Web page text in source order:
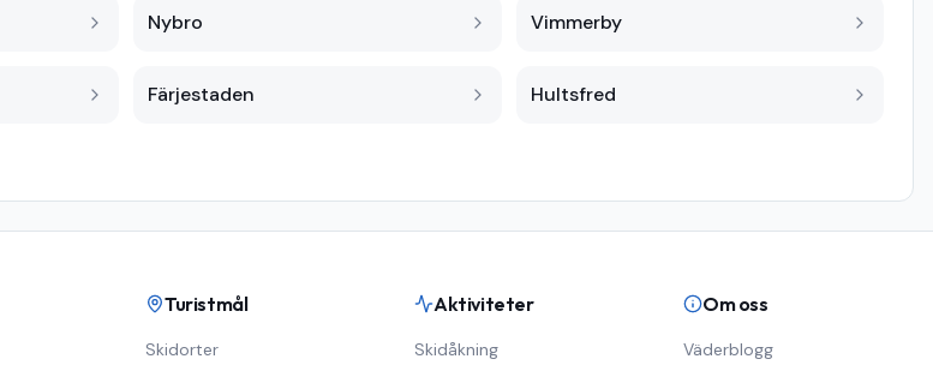
Nybro Vimmerby
Färjestaden Hultsfred
Turistmål
Skidorter
Aktiviteter
Skidåkning
Om oss
Väderblogg